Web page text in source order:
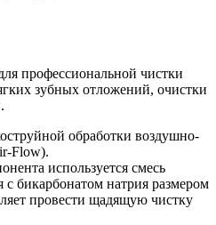
профессиональной чистки
зубных отложений, очистки
обработки воздушно-
Flow).
используется смесь
с бикарбонатом натрия размером
провести щадящую чистку